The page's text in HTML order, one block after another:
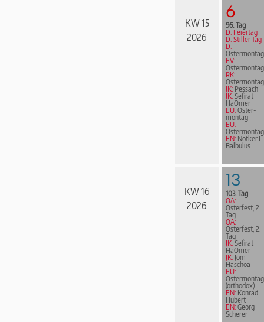
KW 15
2026
6
96. Tag
D: Feiertag
D: Stiller Tag
D:
Ostermontag
EV:
Ostermontag
RK:
Ostermontag
JK: Pessach
JK: Sefirat
HaOmer
EU: Oster­
mon­tag
EU:
Ostermontag
EN: Notker I.
Balbulus
KW 16
2026
13
103. Tag
OA:
Osterfest, 2.
Tag
OA:
Osterfest, 2.
Tag
JK:Sefirat
HaOmer
JK: Jom
Haschoa
EU:
Ostermontag
(orthodox)
EN: Konrad
Hubert
EN: Georg
Scherer